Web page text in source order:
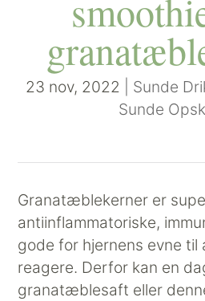
23 nov, 2022 Sunde
Sunde
Granatæblekerner er
antiinflammatoriske,
gode for hjernens evne til
reagere. Derfor kan en
granatæblesaft eller